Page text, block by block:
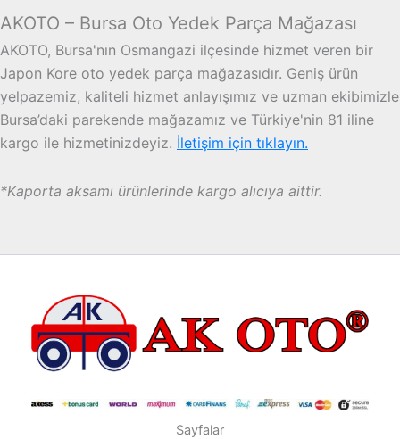
AKOTO – Bursa Oto Yedek Parça Mağazası
AKOTO, Bursa'nın Osmangazi ilçesinde hizmet veren bir
Japon Kore oto yedek parça mağazasıdır. Geniş ürün
yelpazemiz, kaliteli hizmet anlayışımız ve uzman ekibimizle
Bursa’daki parekende mağazamız ve Türkiye'nin 81 iline
kargo ile hizmetinizdeyiz. İletişim için tıklayın.
*Kaporta aksamı ürünlerinde kargo alıcıya aittir.
Sayfalar